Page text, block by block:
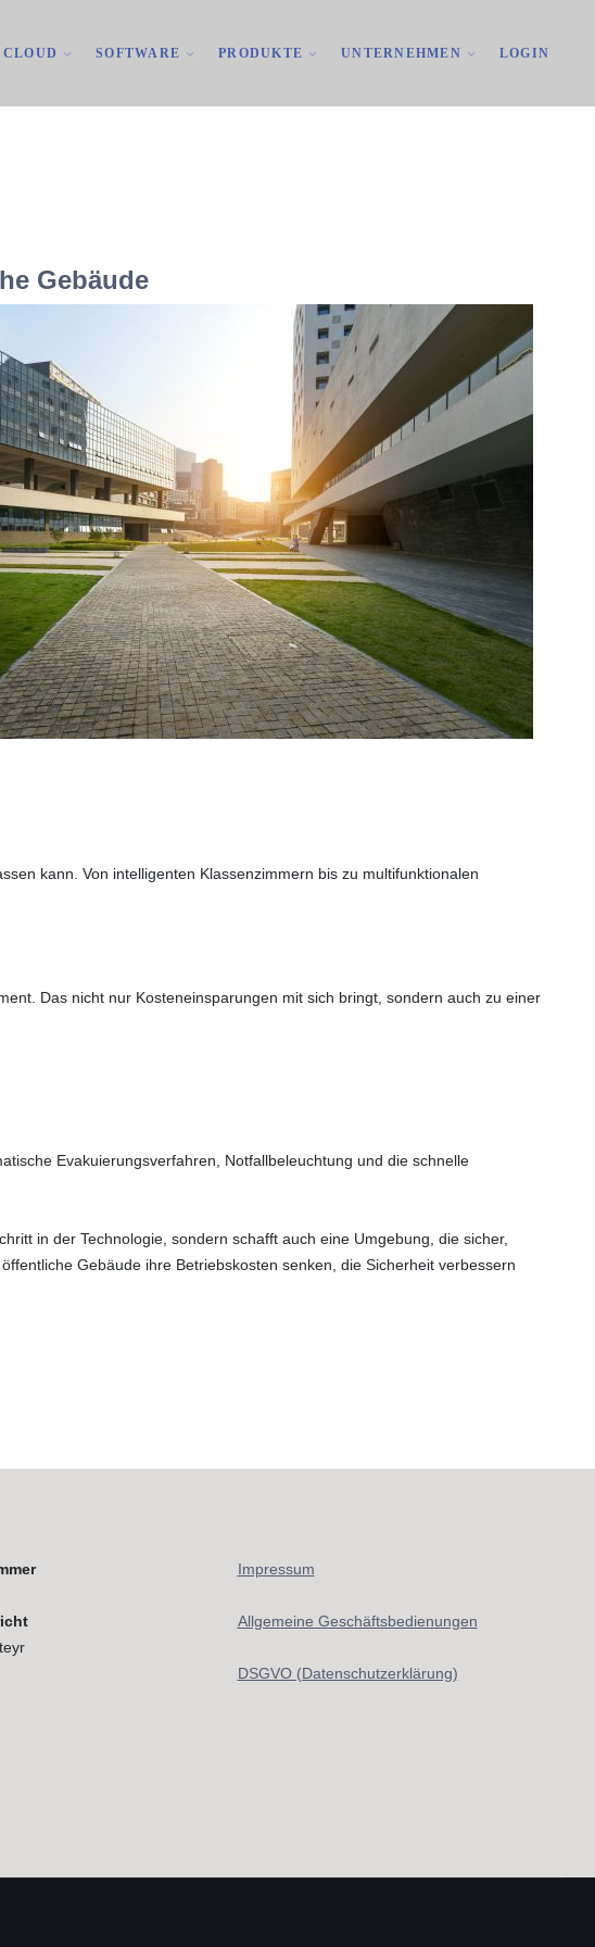
SOFTWARE PRODUKTE UNTERNEHMEN LOGIN
Gebäude
kann. Von intelligenten Klassenzimmern bis zu multifunktionalen
Das nicht nur Kosteneinsparungen mit sich bringt, sondern auch zu einer
Evakuierungsverfahren, Notfallbeleuchtung und die schnelle
in der Technologie, sondern schafft auch eine Umgebung, die sicher,
Gebäude ihre Betriebskosten senken, die Sicherheit verbessern
Impressum
Allgemeine Geschäftsbedienungen
DSGVO (Datenschutzerklärung)